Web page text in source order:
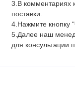
3.В комментариях
поставки.
4.Нажмите кнопку
5.Далее наш
для консультации